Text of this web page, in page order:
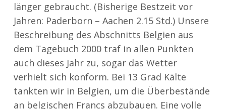
länger gebraucht. (Bisherige Bestzeit vor
Jahren: Paderborn – Aachen 2.15 Std.) Unsere
Beschreibung des Abschnitts Belgien aus
dem Tagebuch 2000 traf in allen Punkten
auch dieses Jahr zu, sogar das Wetter
verhielt sich konform. Bei 13 Grad Kälte
tankten wir in Belgien, um die Überbestände
an belgischen Francs abzubauen. Eine volle